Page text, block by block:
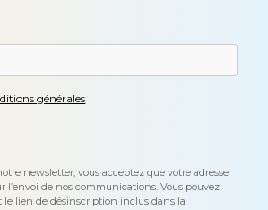
générales
newsletter, vous acceptez que votre adresse
l’envoi de nos communications. Vous pouvez
lien de désinscription inclus dans la